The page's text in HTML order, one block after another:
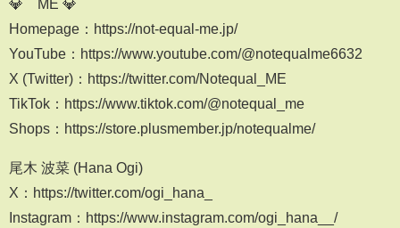
💎≠ME 💎
Homepage：https://not-equal-me.jp/
YouTube：https://www.youtube.com/@notequalme6632
X (Twitter)：https://twitter.com/Notequal_ME
TikTok：https://www.tiktok.com/@notequal_me
Shops：https://store.plusmember.jp/notequalme/
尾木 波菜 (Hana Ogi)
X：https://twitter.com/ogi_hana_
Instagram：https://www.instagram.com/ogi_hana__/